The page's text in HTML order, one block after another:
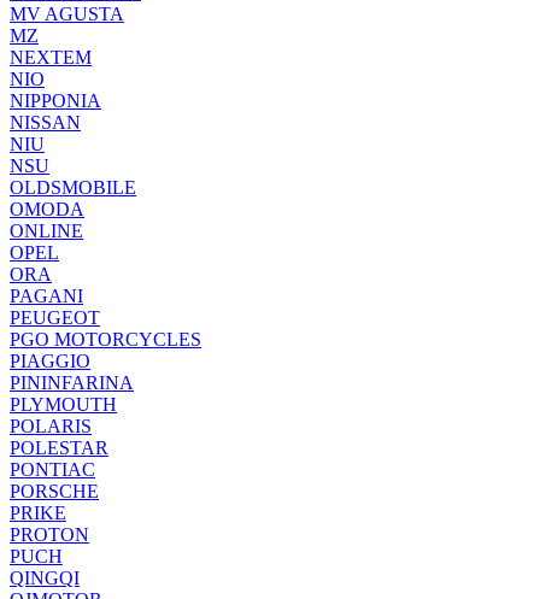
MV AGUSTA
MZ
NEXTEM
NIO
NIPPONIA
NISSAN
NIU
NSU
OLDSMOBILE
OMODA
ONLINE
OPEL
ORA
PAGANI
PEUGEOT
PGO MOTORCYCLES
PIAGGIO
PININFARINA
PLYMOUTH
POLARIS
POLESTAR
PONTIAC
PORSCHE
PRIKE
PROTON
PUCH
QINGQI